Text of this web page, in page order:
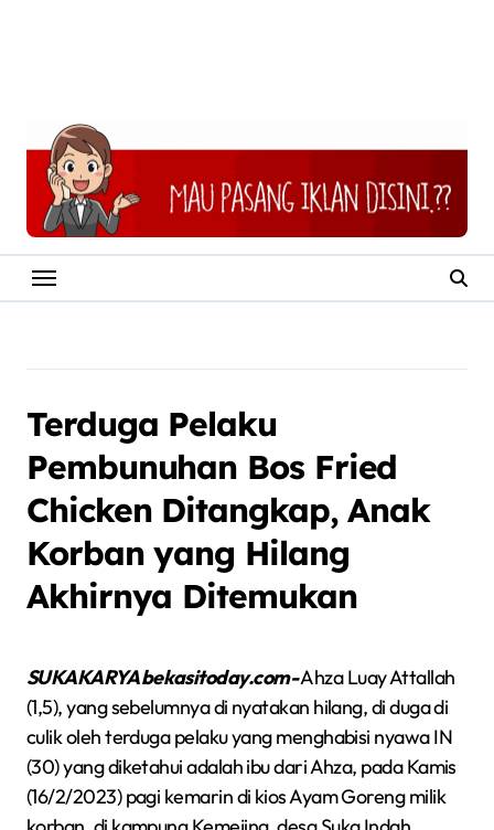
Terduga Pelaku
Pembunuhan Bos Fried
Chicken Ditangkap, Anak
Korban yang Hilang
Akhirnya Ditemukan
SUKAKARYA bekasitoday.com-Ahza Luay Attallah
(1,5), yang sebelumnya di nyatakan hilang, di duga di
culik oleh terduga pelaku yang menghabisi nyawa IN
(30) yang diketahui adalah ibu dari Ahza, pada Kamis
(16/2/2023) pagi kemarin di kios Ayam Goreng milik